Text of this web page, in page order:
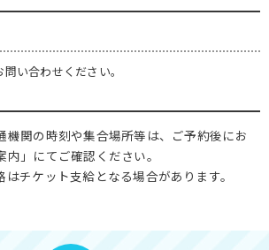
問い合わせください。
機関の時刻や集合場所等は、ご予約後にお
」にてご確認ください。
はチケット支給となる場合があります。